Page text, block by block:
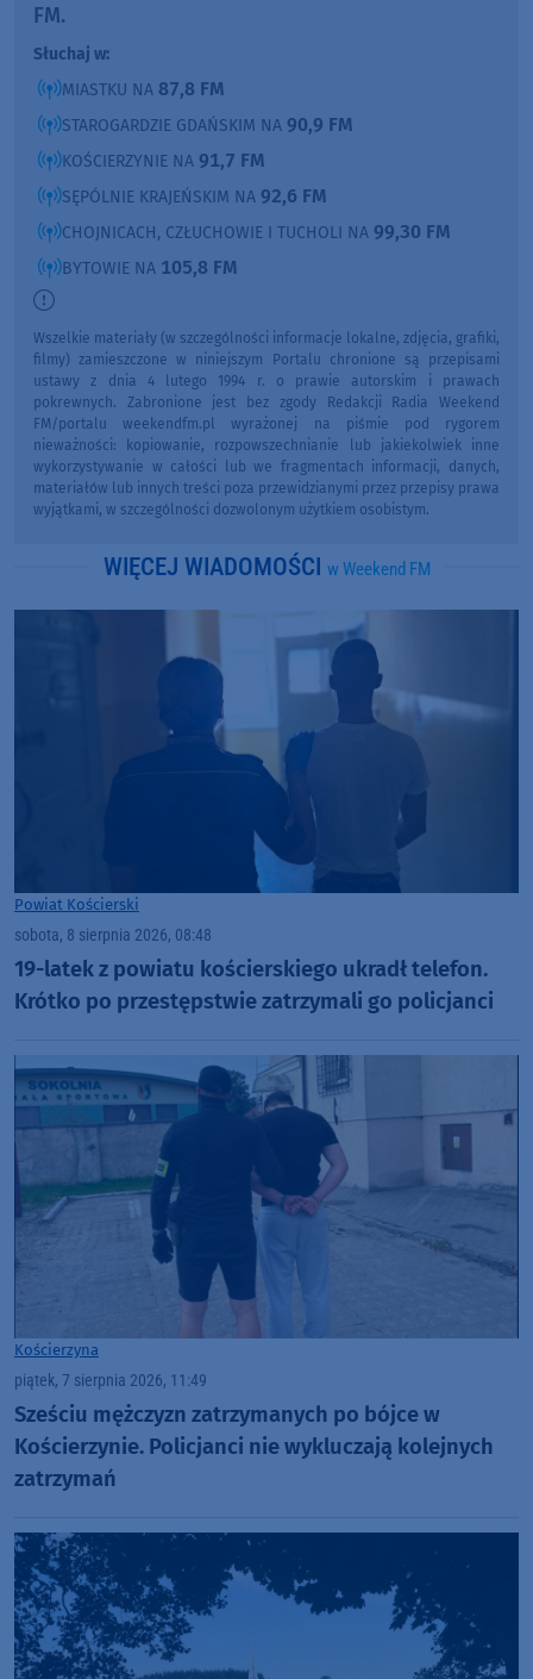
FM.
Słuchaj w:
MIASTKU NA 87,8 FM
STAROGARDZIE GDAŃSKIM NA 90,9 FM
KOŚCIERZYNIE NA 91,7 FM
SĘPÓLNIE KRAJEŃSKIM NA 92,6 FM
CHOJNICACH, CZŁUCHOWIE I TUCHOLI NA 99,30 FM
BYTOWIE NA 105,8 FM
Wszelkie materiały (w szczególności informacje lokalne, zdjęcia, grafiki,
filmy) zamieszczone w niniejszym Portalu chronione są przepisami
ustawy z dnia 4 lutego 1994 r. o prawie autorskim i prawach
pokrewnych. Zabronione jest bez zgody Redakcji Radia Weekend
FM/portalu weekendfm.pl wyrażonej na piśmie pod rygorem
nieważności: kopiowanie, rozpowszechnianie lub jakiekolwiek inne
wykorzystywanie w całości lub we fragmentach informacji, danych,
materiałów lub innych treści poza przewidzianymi przez przepisy prawa
wyjątkami, w szczególności dozwolonym użytkiem osobistym.
WIĘCEJ WIADOMOŚCI w Weekend FM
Powiat Kościerski
sobota, 8 sierpnia 2026, 08:48
19-latek z powiatu kościerskiego ukradł telefon.
Krótko po przestępstwie zatrzymali go policjanci
Kościerzyna
piątek, 7 sierpnia 2026, 11:49
Sześciu mężczyzn zatrzymanych po bójce w
Kościerzynie. Policjanci nie wykluczają kolejnych
zatrzymań